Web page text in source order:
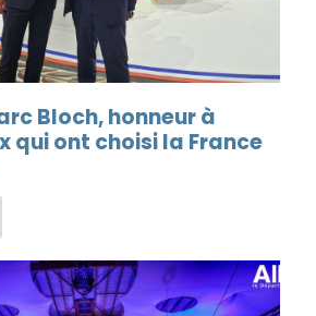
Bloch, honneur à
qui ont choisi la France